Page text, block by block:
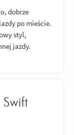
dobrze
po mieście.
styl,
jazdy.